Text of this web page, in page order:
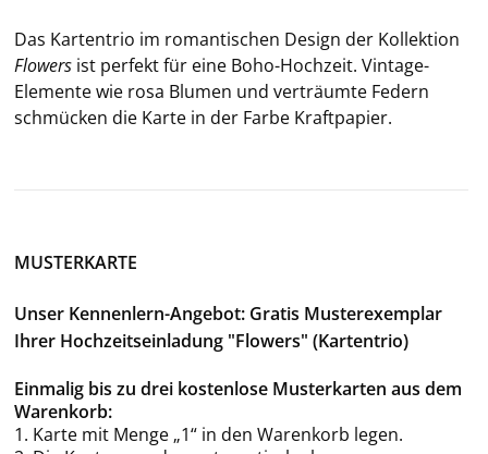
Das Kar­ten­trio im ro­man­ti­schen De­sign der Kol­lek­ti­on
Flowers ist per­fekt für eine Boho-​Hochzeit. Vintage-​
Elemente wie rosa Blu­men und ver­träum­te Fe­dern
schmü­cken die Karte in der Farbe Kraft­pa­pier.
MUSTERKARTE
Unser Kennenlern-Angebot: Gratis Musterexemplar
Ihrer Hochzeitseinladung "Flowers" (Kartentrio)
Einmalig bis zu drei kostenlose Musterkarten aus dem
Warenkorb:
1. Karte mit Menge „1“ in den Warenkorb legen.